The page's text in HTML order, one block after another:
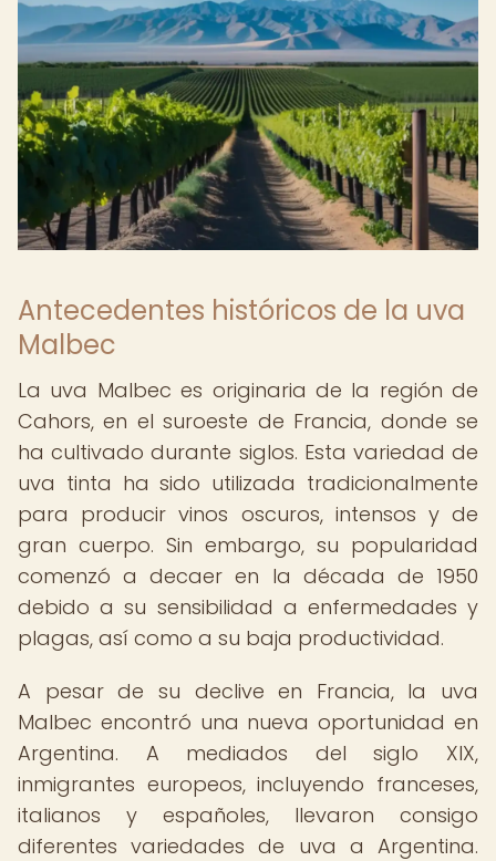
Antecedentes históricos de la uva
Malbec
La uva Malbec es originaria de la región de
Cahors, en el suroeste de Francia, donde se
ha cultivado durante siglos. Esta variedad de
uva tinta ha sido utilizada tradicionalmente
para producir vinos oscuros, intensos y de
gran cuerpo. Sin embargo, su popularidad
comenzó a decaer en la década de 1950
debido a su sensibilidad a enfermedades y
plagas, así como a su baja productividad.
A pesar de su declive en Francia, la uva
Malbec encontró una nueva oportunidad en
Argentina. A mediados del siglo XIX,
inmigrantes europeos, incluyendo franceses,
italianos y españoles, llevaron consigo
diferentes variedades de uva a Argentina.